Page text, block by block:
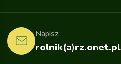
rolnik(a)rz.onet.pl
Napisz: